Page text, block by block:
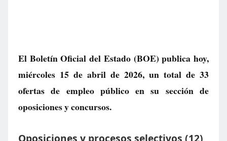
El Boletín Oficial del Estado (BOE) publica hoy,
miércoles 15 de abril de 2026, un total de 33
ofertas de empleo públicoen su sección de
oposiciones y concursos.
Oposiciones y procesos selectivos (12)